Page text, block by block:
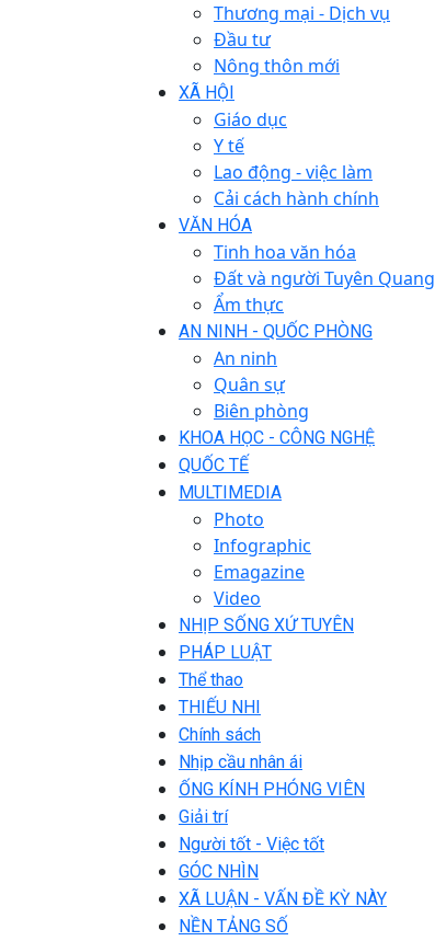
Thương mại - Dịch vụ
Đầu tư
Nông thôn mới
XÃ HỘI
Giáo dục
Y tế
Lao động - việc làm
Cải cách hành chính
VĂN HÓA
Tinh hoa văn hóa
Đất và người Tuyên Quang
Ẩm thực
AN NINH - QUỐC PHÒNG
An ninh
Quân sự
Biên phòng
KHOA HỌC - CÔNG NGHỆ
QUỐC TẾ
MULTIMEDIA
Photo
Infographic
Emagazine
Video
NHỊP SỐNG XỨ TUYÊN
PHÁP LUẬT
Thể thao
THIẾU NHI
Chính sách
Nhịp cầu nhân ái
ỐNG KÍNH PHÓNG VIÊN
Giải trí
Người tốt - Việc tốt
GÓC NHÌN
XÃ LUẬN - VẤN ĐỀ KỲ NÀY
NỀN TẢNG SỐ